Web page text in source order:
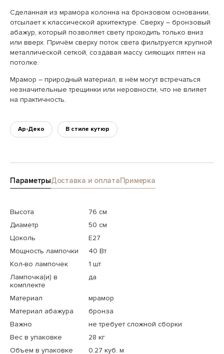
Сделанная из мрамора колонна на бронзовом основании,
отсылает к классической архитектуре. Сверху – бронзовый
абажур, который позволяет свету проходить только вниз
или вверх. Причём сверху поток света фильтруется крупной
металлической сеткой, создавая массу сияющих пятен на
потолке.
Мрамор – природный материал, в нём могут встречаться
незначительные трещинки или неровности, что не влияет
на практичность.
Ар-Деко В стиле кутюр
ПараметрыДоставка и оплатаПримерка
Высота
76 см
Диаметр
50 см
Цоколь
E27
Мощность лампочки
40 Вт
Кол-во лампочек
1 шт
Лампочка(и) в
комплекте
да
Материал
мрамор
Материал абажура
бронза
Важно
не требует сложной сборки
Вес в упаковке
28 кг
Объем в упаковке
0.27 куб. м